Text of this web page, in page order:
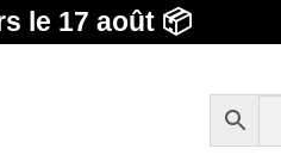
le 17 août 📦